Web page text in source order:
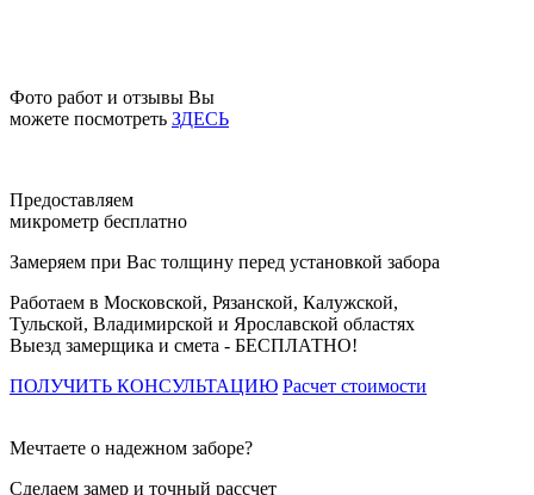
Фото работ и отзывы Вы
можете посмотреть ЗДЕСЬ
Предоставляем
микрометр бесплатно
Замеряем при Вас толщину перед установкой забора
Работаем в Московской, Рязанской, Калужской,
Тульской, Владимирской и Ярославской областях
Выезд замерщика и смета - БЕСПЛАТНО!
ПОЛУЧИТЬ КОНСУЛЬТАЦИЮ Расчет стоимости
Мечтаете о надежном заборе?
Сделаем замер и точный рассчет